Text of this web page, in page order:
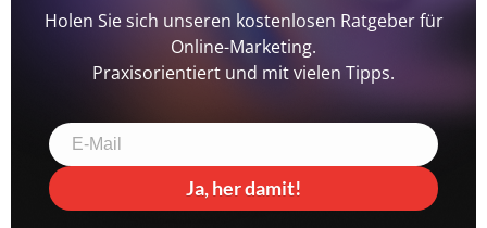
Holen Sie sich unseren kostenlosen Ratgeber für
Online-Marketing.
Praxisorientiert und mit vielen Tipps.
Ja, her damit!